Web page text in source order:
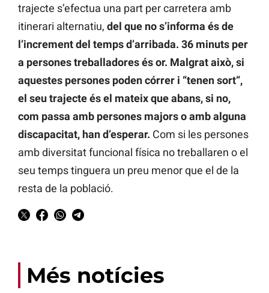
trajecte s’efectua una part per carretera amb
itinerari alternatiu, del que no s’informa és de
l’increment del temps d’arribada. 36 minuts per
a persones treballadores és or. Malgrat això, si
aquestes persones poden córrer i “tenen sort”,
el seu trajecte és el mateix que abans, si no,
com passa amb persones majors o amb alguna
discapacitat, han d’esperar. Com si les persones
amb diversitat funcional física no treballaren o el
seu temps tinguera un preu menor que el de la
resta de la població.
Més notícies